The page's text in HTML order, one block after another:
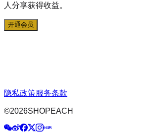
人分享获得收益。
开通会员
隐私政策服务条款
©2026SHOPEACH